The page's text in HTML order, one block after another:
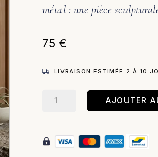
métal : une pièce
75 €
LIVRAISON ESTIMÉE 2 À 10
–
AJOUTER